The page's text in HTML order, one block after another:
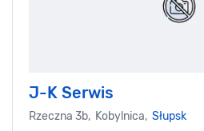
J-K Serwis
Rzeczna 3b, Kobylnica, Słupsk